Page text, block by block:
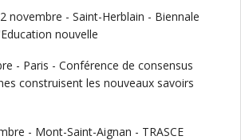
novembre - Saint-Herblain - Biennale
nouvelle
- Paris - Conférence de consensus
construisent les nouveaux savoirs
- Mont-Saint-Aignan - TRASCE